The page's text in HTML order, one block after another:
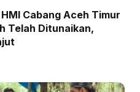
Cabang Aceh Timur
Telah Ditunaikan,